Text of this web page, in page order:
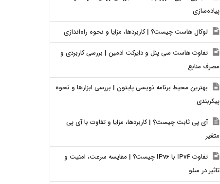
پیاده‌سازی
لوکال هاست چیست؟ | کاربردها، مزایا و نحوه راه‌اندازی
تفاوت هاست سی پنل و دایرکت ادمین | بررسی کاربردی و
مصرف منابع
بهترین محیط برنامه نویسی پایتون | بررسی ابزارها و نحوه
پیکربندی
آی پی ثابت چیست؟ | کاربردها، مزایا و تفاوت با آی پی
متغیر
تفاوت IPv4 با IPv6 چیست؟ | مقایسه سرعت، امنیت و
تاثیر در سئو